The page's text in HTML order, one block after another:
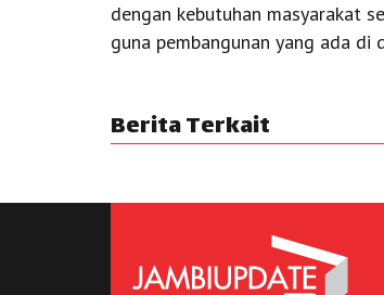
dengan kebutuhan masyarakat
guna pembangunan yang ada di
Berita Terkait